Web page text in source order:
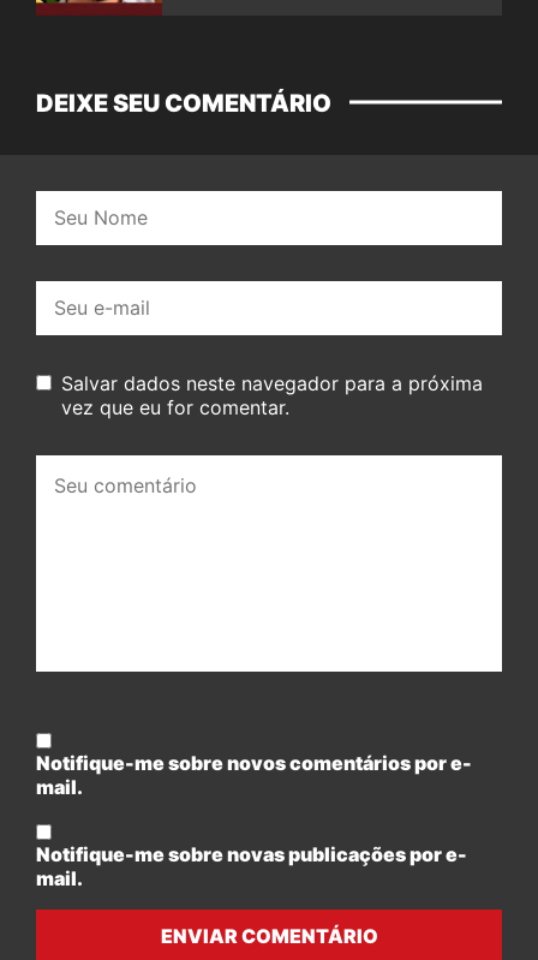
DEIXE SEU COMENTÁRIO
mail:
Salvar dados neste navegador para a próxima
vez que eu for comentar.
comentário:
Notifique-me sobre novos comentários por e-
mail.
Notifique-me sobre novas publicações por e-
mail.
ENVIAR COMENTÁRIO